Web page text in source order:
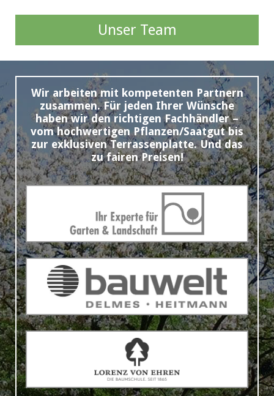
Unser Team
Wir arbeiten mit kompetenten Partnern
zusammen. Für jeden Ihrer Wünsche
haben wir den richtigen Fachhändler –
vom hochwertigen Pflanzen/Saatgut bis
zur exklusiven Terrassenplatte. Und das
zu fairen Preisen!